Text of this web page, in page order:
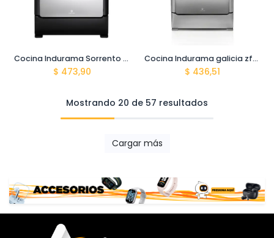
Cocina Indurama Sorrento maxgrill zfo ng s01
$ 473,90
Cocina Indurama galicia zfo c30 cromada
$ 436,51
Mostrando 20 de 57 resultados
Cargar más